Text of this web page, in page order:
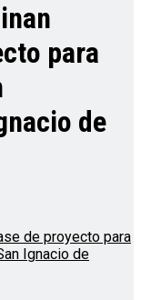
para
de